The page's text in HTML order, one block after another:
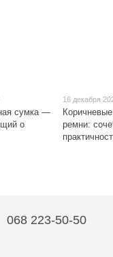
сумка —
о
16 декабря
ремни:
068 223-50-50